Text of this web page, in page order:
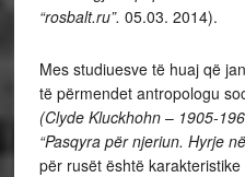
“rosbalt.ru”. 05.03. 2014).
Mes studiuesve të huaj që
të përmendet antropologu
(Clyde Kluckhohn– 1905-
“Pasqyra për njeriun. Hyrje
për rusët është karakteristike